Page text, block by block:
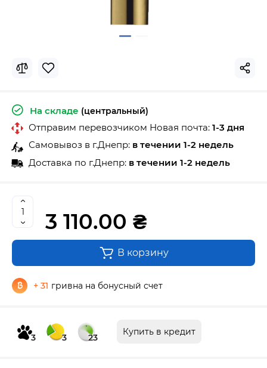
На складе (центральный)
Отправим перевозчиком Новая почта: 1-3 дня
Самовывоз в г.Днепр: в течении 1-2 недель
Доставка по г.Днепр: в течении 1-2 недель
3 110.00 ₴
В корзину
+ 31 гривна на бонусный счет
3 3 23
Купить в кредит